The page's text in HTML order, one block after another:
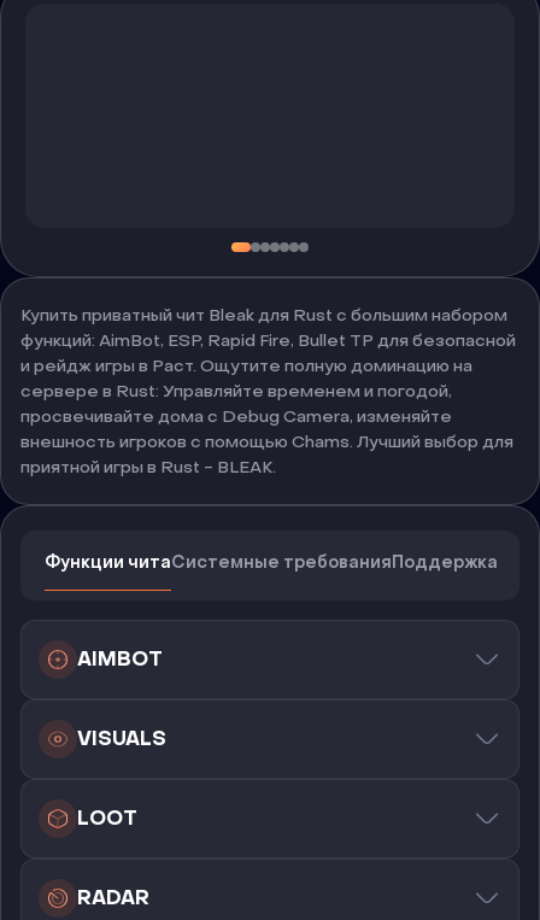
Купить приватный чит Bleak для Rust с большим набором
функций: AimBot, ESP, Rapid Fire, Bullet TP для безопасной
и рейдж игры в Раст. Ощутите полную доминацию на
сервере в Rust: Управляйте временем и погодой,
просвечивайте дома с Debug Camera, изменяйте
внешность игроков с помощью Chams. Лучший выбор для
приятной игры в Rust - BLEAK.
Функции читаСистемные требованияПоддержка
AIMBOT
VISUALS
LOOT
RADAR